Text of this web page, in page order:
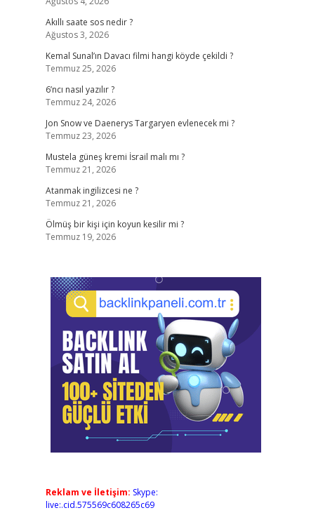
Akıllı saate sos nedir ?
Ağustos 3, 2026
Kemal Sunal’ın Davacı filmi hangi köyde çekildi ?
Temmuz 25, 2026
6’ncı nasıl yazılır ?
Temmuz 24, 2026
Jon Snow ve Daenerys Targaryen evlenecek mi ?
Temmuz 23, 2026
Mustela güneş kremi İsrail malı mı ?
Temmuz 21, 2026
Atanmak ingilizcesi ne ?
Temmuz 21, 2026
Ölmüş bir kişi için koyun kesilir mi ?
Temmuz 19, 2026
Reklam ve İletişim: Skype:
live:.cid.575569c608265c69